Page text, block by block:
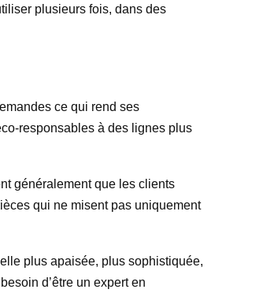
plusieurs fois, dans des
ce qui rend ses
responsables à des lignes plus
généralement que les clients
qui ne misent pas uniquement
plus apaisée, plus sophistiquée,
d’être un expert en